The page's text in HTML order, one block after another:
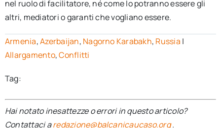
nel ruolo di facilitatore, né come lo potranno essere gli
altri, mediatori o garanti che vogliano essere.
Armenia,Azerbaijan, Nagorno Karabakh, Russia |
Allargamento,Conflitti
Tag:
Hai notato inesattezze o errori in questo articolo?
Contattaci aredazione@balcanicaucaso.org.